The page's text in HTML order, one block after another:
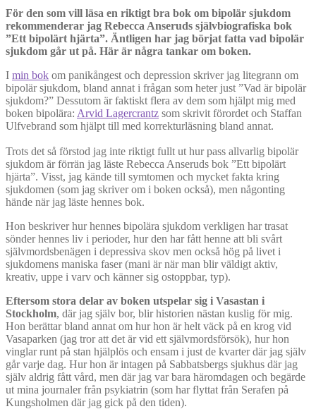
För den som vill läsa en riktigt bra bok om bipolär sjukdom
rekommenderar jag Rebecca Anseruds självbiografiska bok
”Ett bipolärt hjärta”. Äntligen har jag börjat fatta vad bipolär
sjukdom går ut på. Här är några tankar om boken.
I min bok om panikångest och depression skriver jag litegrann om
bipolär sjukdom, bland annat i frågan som heter just ”Vad är bipolär
sjukdom?” Dessutom är faktiskt flera av dem som hjälpt mig med
boken bipolära: Arvid Lagercrantz som skrivit förordet och Staffan
Ulfvebrand som hjälpt till med korrekturläsning bland annat.
Trots det så förstod jag inte riktigt fullt ut hur pass allvarlig bipolär
sjukdom är förrän jag läste Rebecca Anseruds bok ”Ett bipolärt
hjärta”. Visst, jag kände till symtomen och mycket fakta kring
sjukdomen (som jag skriver om i boken också), men någonting
hände när jag läste hennes bok.
Hon beskriver hur hennes bipolära sjukdom verkligen har trasat
sönder hennes liv i perioder, hur den har fått henne att bli svårt
självmordsbenägen i depressiva skov men också hög på livet i
sjukdomens maniska faser (mani är när man blir väldigt aktiv,
kreativ, uppe i varv och känner sig ostoppbar, typ).
Eftersom stora delar av boken utspelar sig i Vasastan i
Stockholm, där jag själv bor, blir historien nästan kuslig för mig.
Hon berättar bland annat om hur hon är helt väck på en krog vid
Vasaparken (jag tror att det är vid ett självmordsförsök), hur hon
vinglar runt på stan hjälplös och ensam i just de kvarter där jag själv
går varje dag. Hur hon är intagen på Sabbatsbergs sjukhus där jag
själv aldrig fått vård, men där jag var bara häromdagen och begärde
ut mina journaler från psykiatrin (som har flyttat från Serafen på
Kungsholmen där jag gick på den tiden).